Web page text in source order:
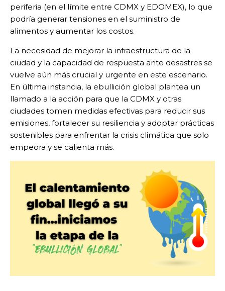
periferia (en el límite entre CDMX y EDOMEX), lo que
podría generar tensiones en el suministro de
alimentos y aumentar los costos.
La necesidad de mejorar la infraestructura de la
ciudad y la capacidad de respuesta ante desastres se
vuelve aún más crucial y urgente en este escenario.
En última instancia, la ebullición global plantea un
llamado a la acción para que la CDMX y otras
ciudades tomen medidas efectivas para reducir sus
emisiones, fortalecer su resiliencia y adoptar prácticas
sostenibles para enfrentar la crisis climática que solo
empeora y se calienta más.